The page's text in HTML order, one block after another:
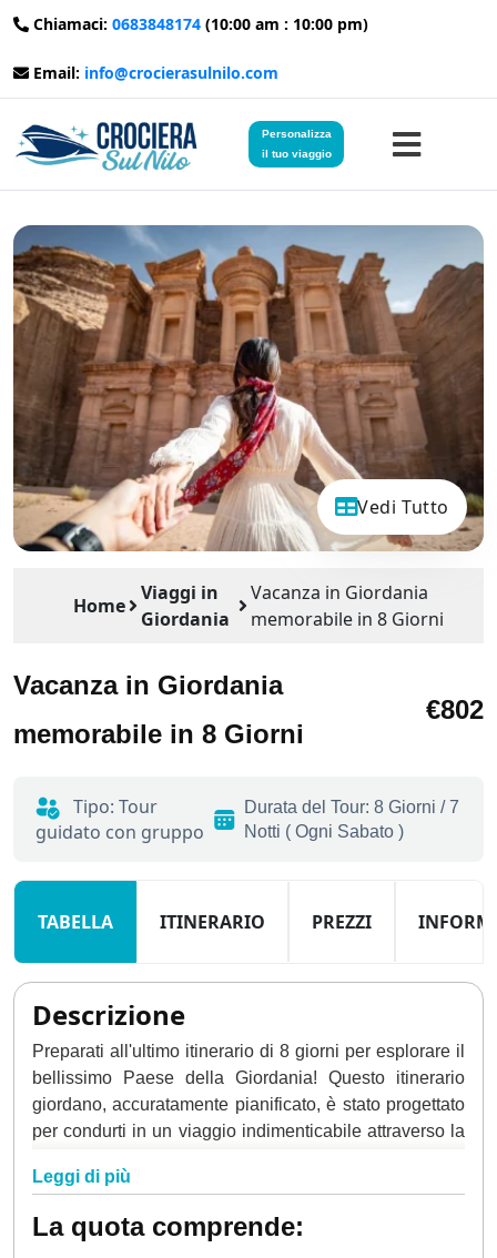
Chiamaci: 0683848174 (10:00 am : 10:00 pm)
Email: info@crocierasulnilo.com
Personalizza
il tuo viaggio
Home
Viaggi in Egitto
Crociere sul Nilo
Viaggi in Giordania
Blog
Vedi Tutto
Home
Viaggi in
Giordania
Vacanza in Giordania
memorabile in 8 Giorni
Vacanza in Giordania
memorabile in 8 Giorni
€802
Tipo: Tour
guidato con gruppo
Durata del Tour: 8 Giorni / 7
Notti ( Ogni Sabato )
TABELLA ITINERARIO PREZZI
Descrizione
Preparati all'ultimo itinerario di 8 giorni per esplorare il
bellissimo Paese della Giordania! Questo itinerario
giordano, accuratamente pianificato, è stato progettato
per condurti in un viaggio indimenticabile attraverso la
di questa incredibile destinazione.
Nel corso di 8 giorni emozionanti, avrai l'opportunità di
Leggi di più
La quota comprende: